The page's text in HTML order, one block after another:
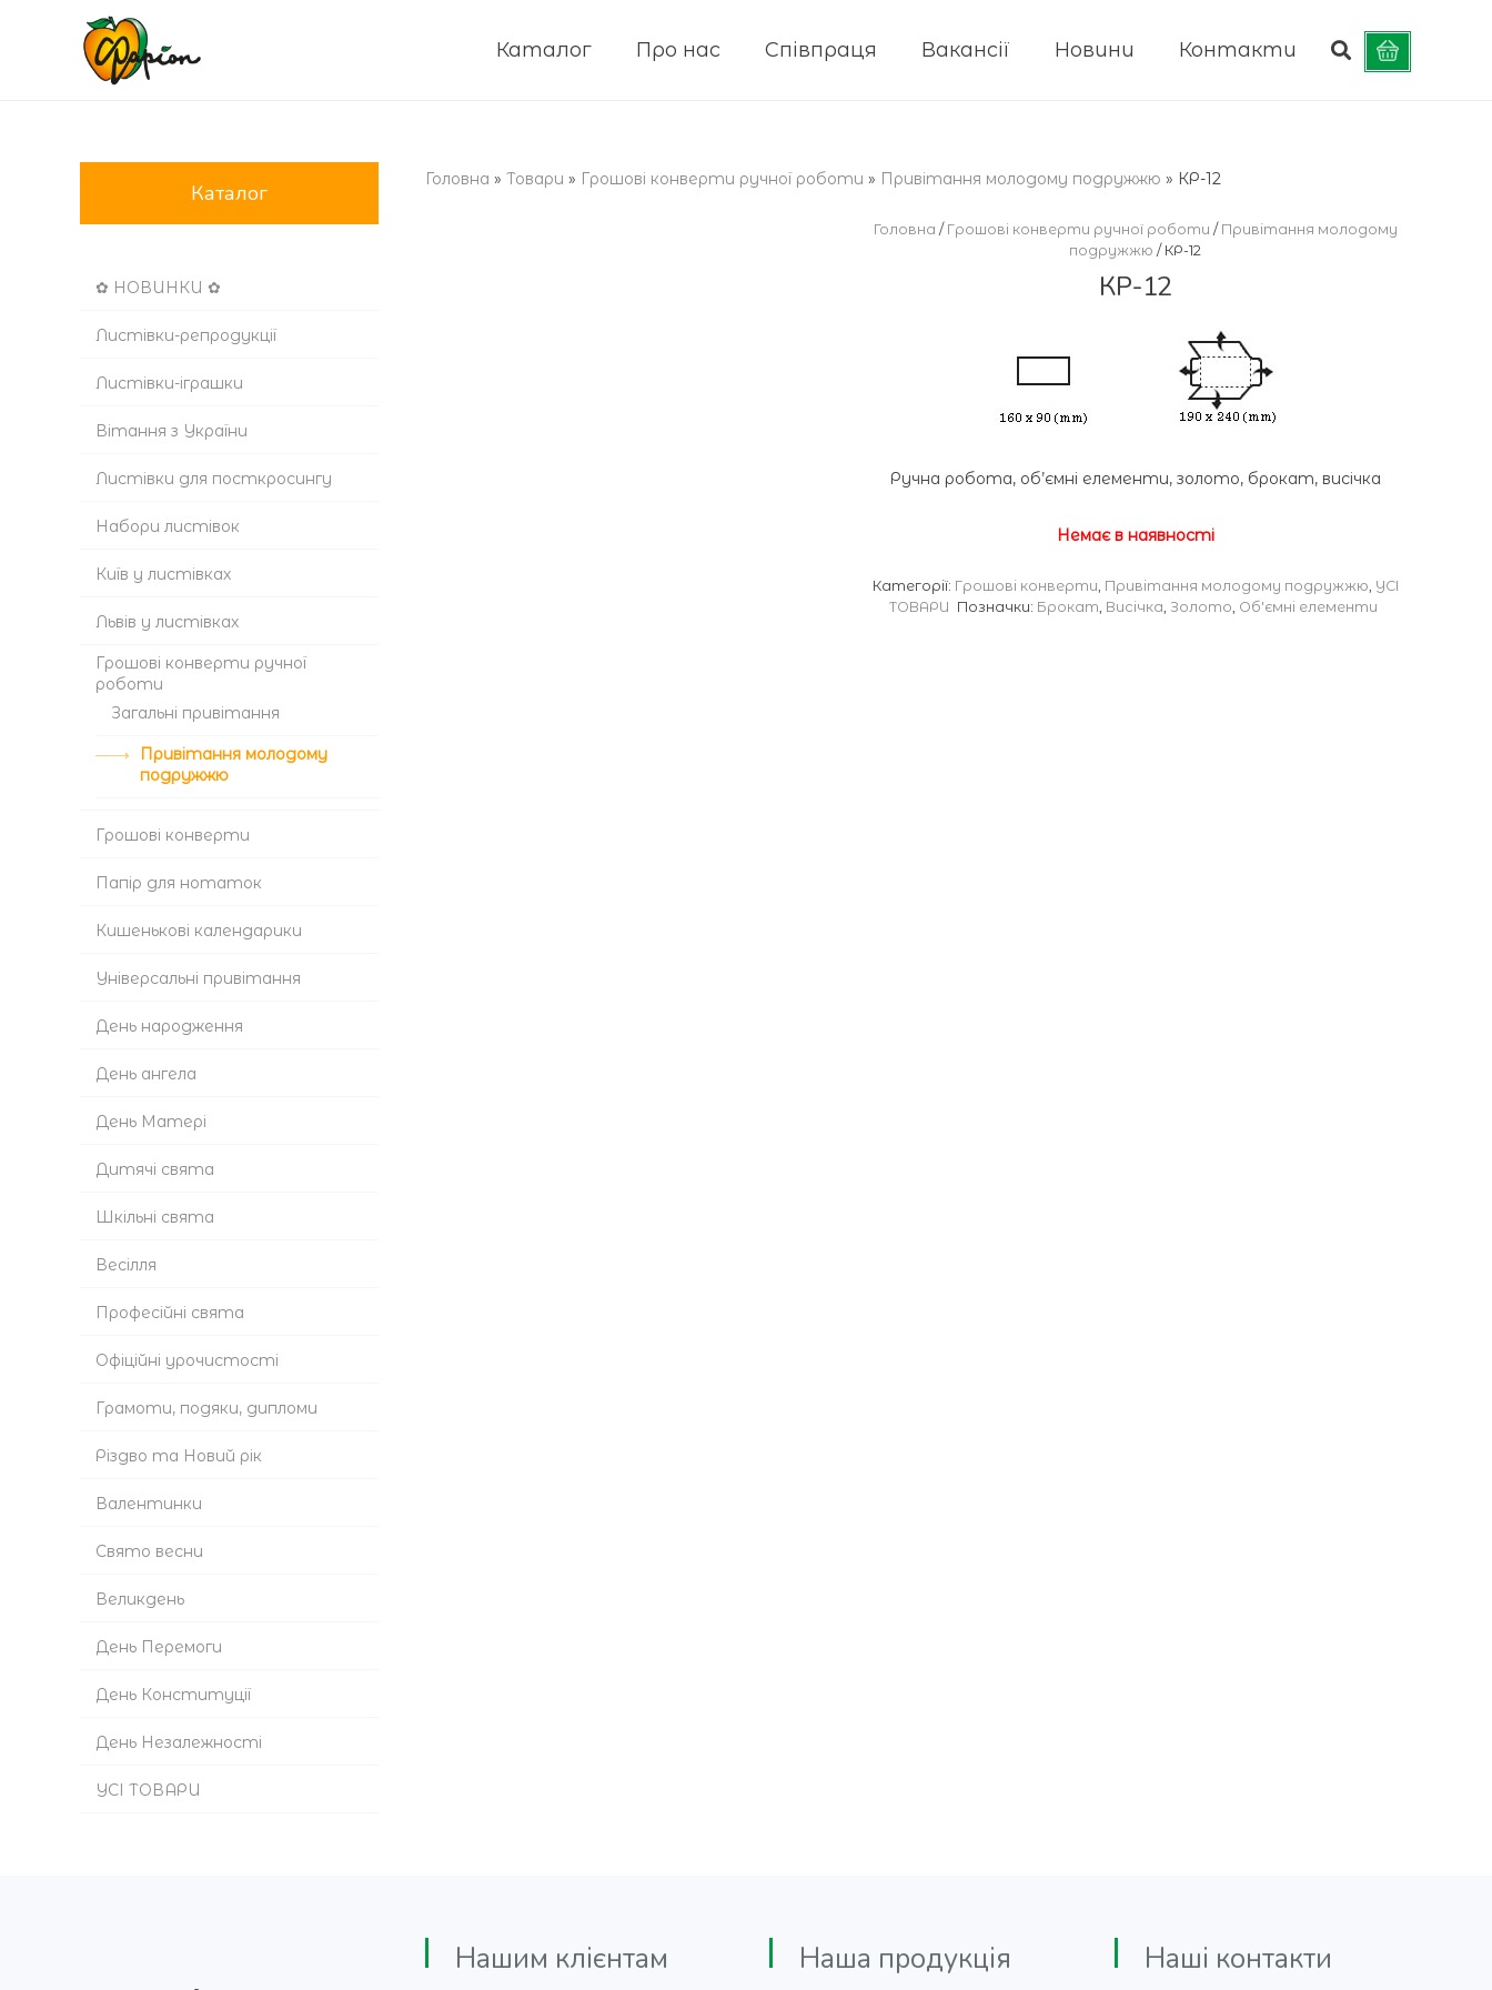
Каталог Про нас Співпраця Вакансії Новини Контакти
Головна » Товари » Грошові конверти ручної роботи » Привітання молодому подружжю » КР-12
Головна / Грошові конверти ручної роботи / Привітання молодому
подружжю / КР-12
КР-12
Ручна робота, об’ємні елементи, золото, брокат, висічка
Немає в наявності
Категорії: Грошові конверти, Привітання молодому подружжю, УСІ
ТОВАРИ Позначки: Брокат, Висічка, Золото, Об'ємні елементи
Каталог
✿ НОВИНКИ ✿
Листівки-репродукції
Листівки-іграшки
Вітання з України
Листівки для посткросингу
Набори листівок
Київ у листівках
Львів у листівках
Грошові конверти ручної
роботи
Загальні привітання
Привітання молодому
подружжю
Грошові конверти
Папір для нотаток
Кишенькові календарики
Універсальні привітання
День народження
День ангела
День Матері
Дитячі свята
Шкільні свята
Весілля
Професійні свята
Офіційні урочистості
Грамоти, подяки, дипломи
Різдво та Новий рік
Валентинки
Cвято весни
Великдень
День Перемоги
День Конституції
День Незалежності
УСІ ТОВАРИ
Нашим клієнтам Наша продукція Наші контакти